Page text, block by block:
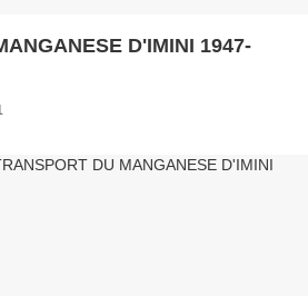
D'IMINI 1947-